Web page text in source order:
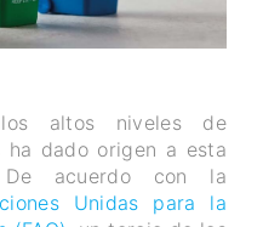
altos niveles de
ha dado origen a esta
De acuerdo con la
Unidas para la